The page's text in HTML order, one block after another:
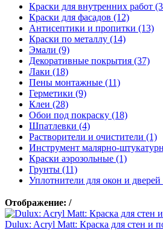
Краски для внутренних работ
Краски для фасадов (12)
Антисептики и пропитки (13)
Краски по металлу (14)
Эмали (9)
Декоративные покрытия (37)
Лаки (18)
Пены монтажные (11)
Герметики (9)
Клеи (28)
Обои под покраску (18)
Шпатлевки (4)
Растворители и очистители (1)
Инструмент малярно-
Краски аэрозольные (1)
Грунты (11)
Уплотнители для окон и дверей
Отображение: /
Dulux: Acryl Matt: Краска для стен и